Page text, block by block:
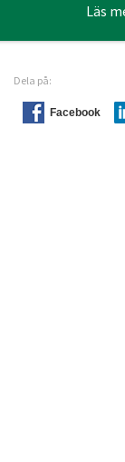
Läs
Dela på:
Facebook